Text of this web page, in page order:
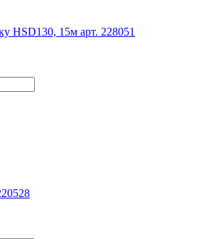
HSD130, 15м арт. 228051